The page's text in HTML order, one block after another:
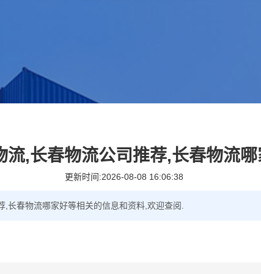
流,长春物流公司推荐,长春物流
更新时间:2026-08-08 16:06:38
春物流哪家好等相关的信息和资料,欢迎查阅.